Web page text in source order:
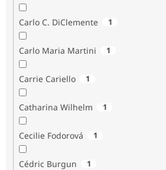
Carlo C. DiClemente 1
Carlo Maria Martini 1
Carrie Cariello 1
Catharina Wilhelm 1
Cecilie Fodorová 1
Cédric Burgun 1